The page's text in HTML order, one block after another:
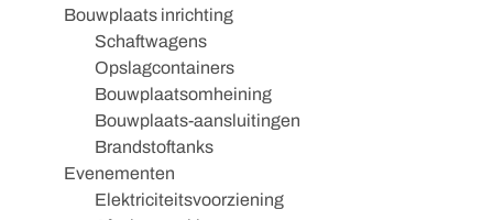
Bouwplaats inrichting
Schaftwagens
Opslagcontainers
Bouwplaatsomheining
Bouwplaats-aansluitingen
Brandstoftanks
Evenementen
Elektriciteitsvoorziening